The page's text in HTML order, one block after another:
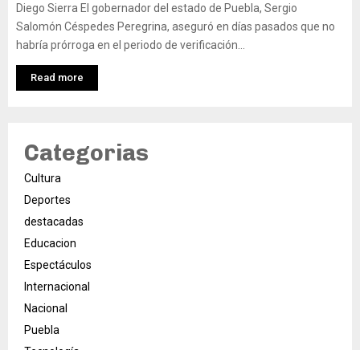
Diego Sierra El gobernador del estado de Puebla, Sergio
Salomón Céspedes Peregrina, aseguró en días pasados que no
habría prórroga en el periodo de verificación...
Read more
Categorias
Cultura
Deportes
destacadas
Educacion
Espectáculos
Internacional
Nacional
Puebla